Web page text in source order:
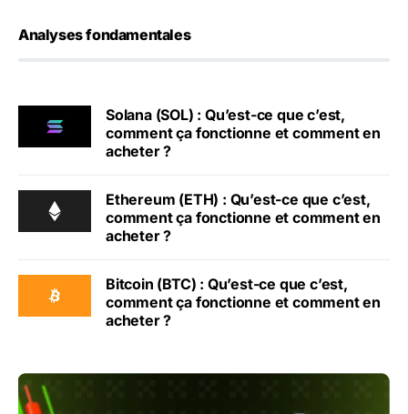
Analyses fondamentales
Solana (SOL) : Qu’est-ce que c’est,
comment ça fonctionne et comment en
acheter ?
Ethereum (ETH) : Qu’est-ce que c’est,
comment ça fonctionne et comment en
acheter ?
Bitcoin (BTC) : Qu’est-ce que c’est,
comment ça fonctionne et comment en
acheter ?